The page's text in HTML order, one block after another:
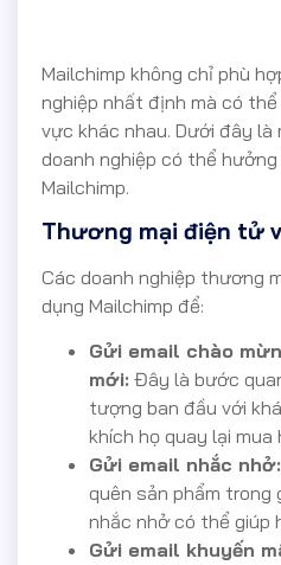
Mailchimp không chỉ phù
nghiệp nhất định mà có
vực khác nhau. Dưới đây là
doanh nghiệp có thể
Mailchimp.
Thương mại điện tử
Các doanh nghiệp thương
dụng Mailchimp để:
Gửi email chào
mới: Đây là bước
tượng ban đầu với
khích họ quay lại mua
Gửi email nhắc nhở:
quên sản phẩm trong
nhắc nhở có thể giúp
Gửi email khuyến